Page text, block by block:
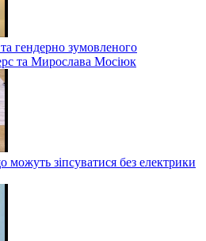
гендерно зумовленого
та Мирослава Мосіюк
зіпсуватися без електрики